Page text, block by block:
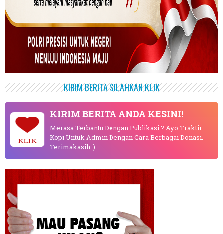
KIRIM BERITA SILAHKAN KLIK
KLIK
KIRIM BERITA ANDA KESINI!
Merasa Terbantu Dengan Publikasi ? Ayo Traktir
Kopi Untuk Admin Dengan Cara Berbagai Donasi.
Terimakasih :)